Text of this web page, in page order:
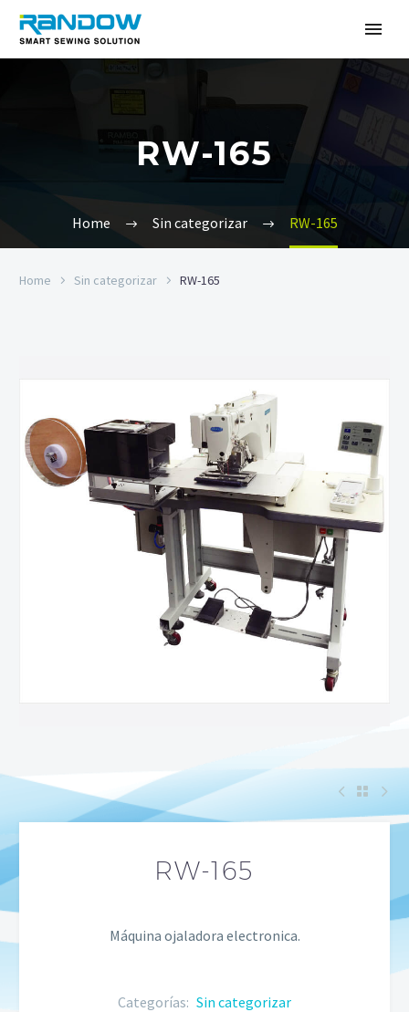
RW-165
Home Sin categorizar RW-165
Home Sin categorizar RW-165
RW-165
Máquina ojaladora electronica.
Categorías: Sin categorizar